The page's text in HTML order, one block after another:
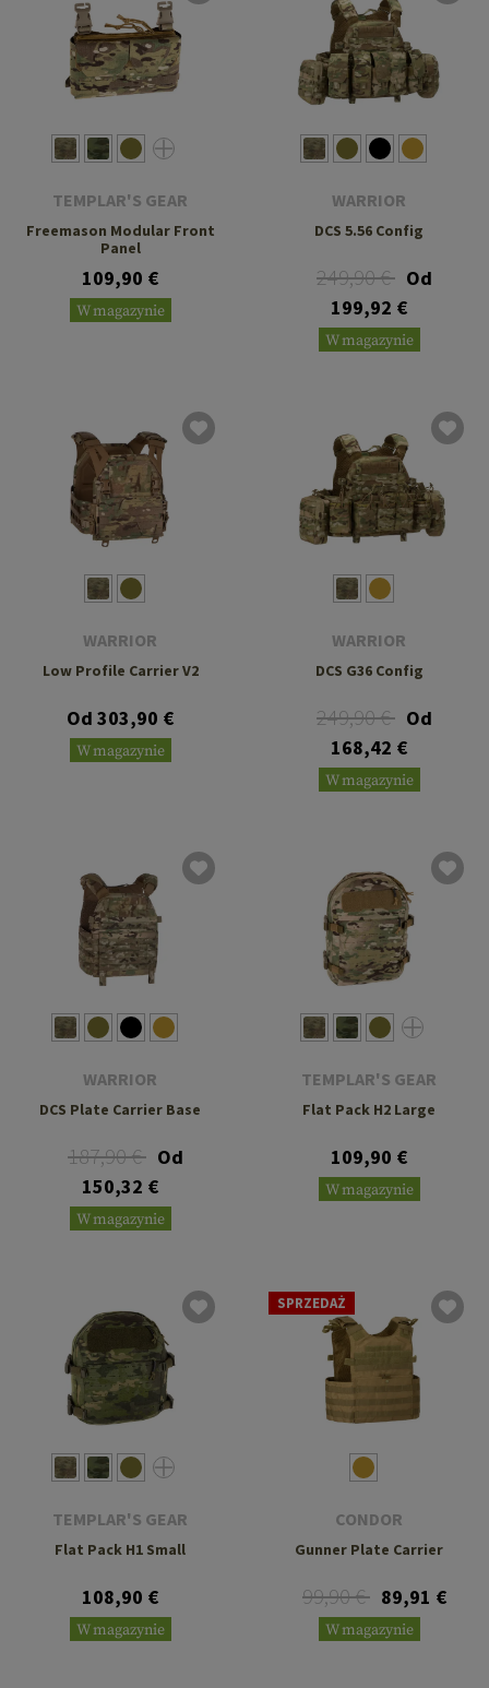
TEMPLAR'S GEAR
Freemason Modular Front
Panel
109,90 €
W magazynie
WARRIOR
DCS 5.56 Config
249,90 € Od
199,92 €
W magazynie
WARRIOR
Low Profile Carrier V2
Od 303,90 €
W magazynie
WARRIOR
DCS G36 Config
249,90 € Od
168,42 €
W magazynie
WARRIOR
DCS Plate Carrier Base
187,90 € Od
150,32 €
W magazynie
TEMPLAR'S GEAR
Flat Pack H2 Large
109,90 €
W magazynie
TEMPLAR'S GEAR
Flat Pack H1 Small
108,90 €
W magazynie
SPRZEDAŻ
CONDOR
Gunner Plate Carrier
99,90 € 89,91 €
W magazynie